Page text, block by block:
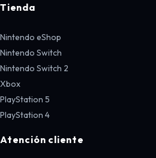
Tienda
Nintendo eShop
Nintendo Switch
Nintendo Switch 2
Xbox
PlayStation 5
PlayStation 4
Atención cliente